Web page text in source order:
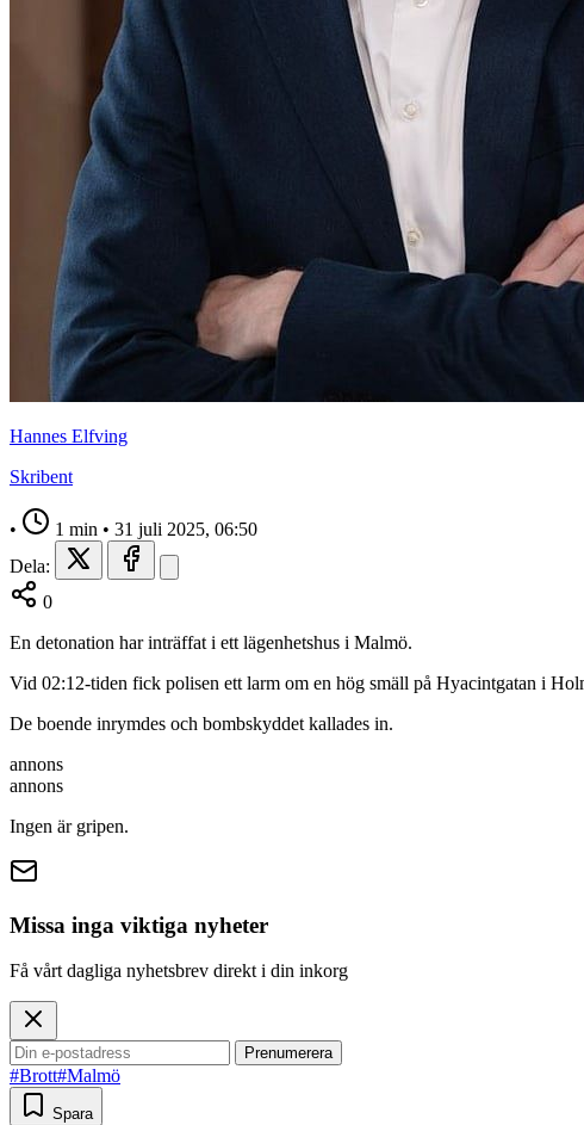
Hannes Elfving
Skribent
• 1 min • 31 juli 2025, 06:50
Dela:
0
En detonation har inträffat i ett lägenhetshus i Malmö.
Vid 02:12-tiden fick polisen ett larm om en hög smäll på Hyacintgatan i
De boende inrymdes och bombskyddet kallades in.
annons
annons
Ingen är gripen.
Missa inga viktiga nyheter
Få vårt dagliga nyhetsbrev direkt i din inkorg
Prenumerera
#Brott#Malmö
Spara